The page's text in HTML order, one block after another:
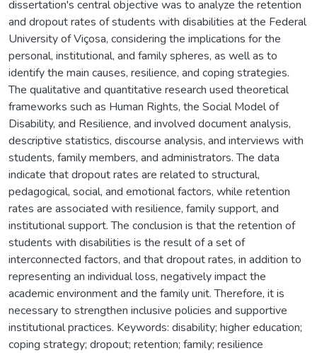
dissertation's central objective was to analyze the retention
and dropout rates of students with disabilities at the Federal
University of Viçosa, considering the implications for the
personal, institutional, and family spheres, as well as to
identify the main causes, resilience, and coping strategies.
The qualitative and quantitative research used theoretical
frameworks such as Human Rights, the Social Model of
Disability, and Resilience, and involved document analysis,
descriptive statistics, discourse analysis, and interviews with
students, family members, and administrators. The data
indicate that dropout rates are related to structural,
pedagogical, social, and emotional factors, while retention
rates are associated with resilience, family support, and
institutional support. The conclusion is that the retention of
students with disabilities is the result of a set of
interconnected factors, and that dropout rates, in addition to
representing an individual loss, negatively impact the
academic environment and the family unit. Therefore, it is
necessary to strengthen inclusive policies and supportive
institutional practices. Keywords: disability; higher education;
coping strategy; dropout; retention; family; resilience